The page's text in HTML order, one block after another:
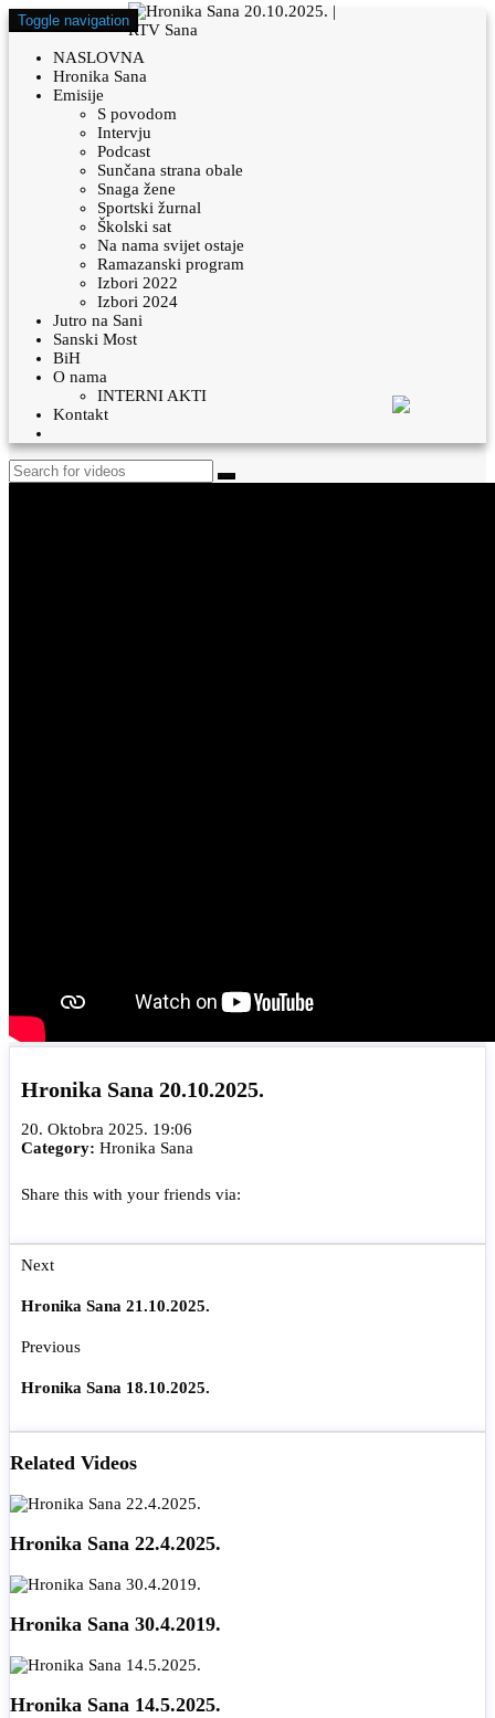
Toggle navigation
NASLOVNA
Hronika Sana
Emisije
S povodom
Intervju
Podcast
Sunčana strana obale
Snaga žene
Sportski žurnal
Školski sat
Na nama svijet ostaje
Ramazanski program
Izbori 2022
Izbori 2024
Jutro na Sani
Sanski Most
BiH
O nama
INTERNI AKTI
Kontakt
Hronika Sana 20.10.2025.
20. Oktobra 2025. 19:06
Category: Hronika Sana
Share this with your friends via:
Next
Hronika Sana 21.10.2025.
Previous
Hronika Sana 18.10.2025.
Related Videos
Hronika Sana 22.4.2025.
Hronika Sana 30.4.2019.
Hronika Sana 14.5.2025.